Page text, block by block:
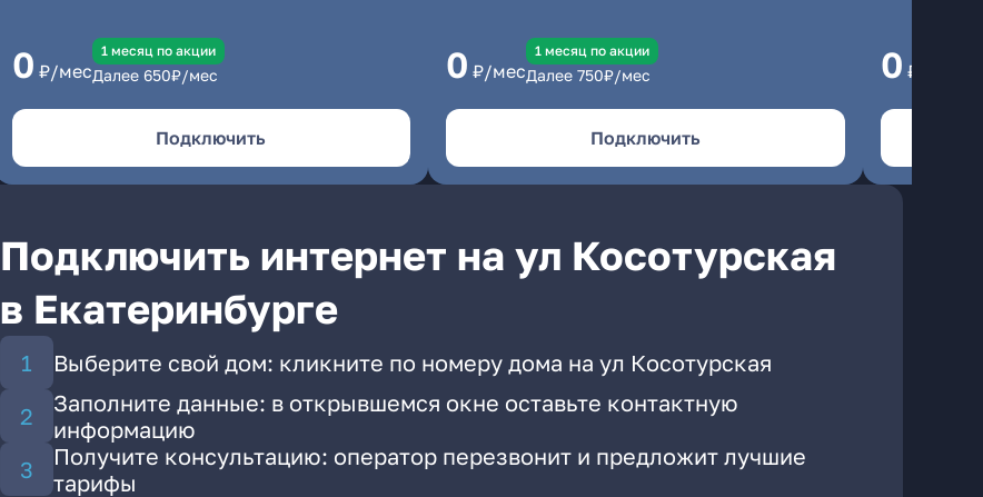
0 ₽/мес
1 месяц по акции
Далее 650₽/мес
Подключить
0 ₽/мес
1 месяц по акции
Далее 750₽/мес
Подключить
0 ₽/мес
Подключить интернет на ул Косотурская
в Екатеринбурге
Выберите свой дом: кликните по номеру дома на ул Косотурская
Заполните данные: в открывшемся окне оставьте контактную
информацию
Получите консультацию: оператор перезвонит и предложит лучшие
тарифы